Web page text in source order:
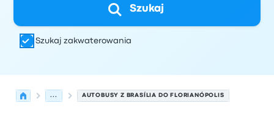
Szukaj
Szukaj zakwaterowania
... AUTOBUSY Z BRASÍLIA DO FLORIANÓPOLIS